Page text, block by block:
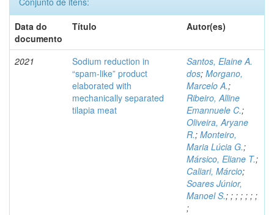
Data do
documento
Título Autor(es)
2021
Sodium reduction in
“spam-like” product
elaborated with
mechanically separated
tilapia meat
Santos, Elaine A.
dos; Morgano,
Marcelo A.;
Ribeiro, Alline
Emannuele C.;
Oliveira, Aryane
R.; Monteiro,
Maria Lúcia G.;
Mársico, Eliane T.;
Caliari, Márcio;
Soares Júnior,
Manoel S.; ; ; ; ; ; ;
;